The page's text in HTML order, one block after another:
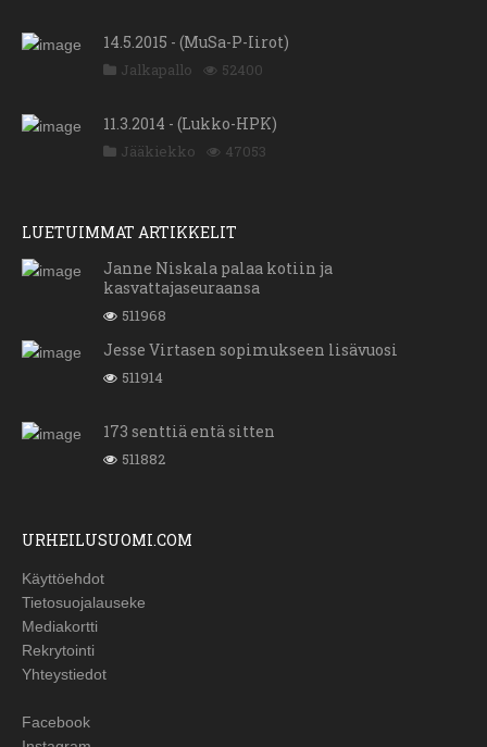
14.5.2015 - (MuSa-P-Iirot)
Jalkapallo 52400
11.3.2014 - (Lukko-HPK)
Jääkiekko 47053
LUETUIMMAT ARTIKKELIT
Janne Niskala palaa kotiin ja
kasvattajaseuraansa
511968
Jesse Virtasen sopimukseen lisävuosi
511914
173 senttiä entä sitten
511882
URHEILUSUOMI.COM
Käyttöehdot
Tietosuojalauseke
Mediakortti
Rekrytointi
Yhteystiedot
Facebook